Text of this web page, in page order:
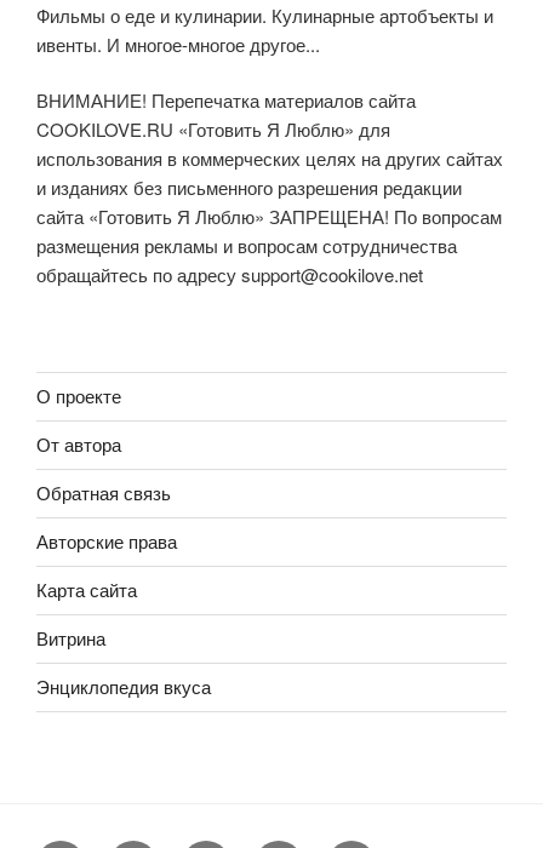
Фильмы о еде и кулинарии. Кулинарные артобъекты и
ивенты. И многое-многое другое...
ВНИМАНИЕ! Перепечатка материалов сайта
COOKILOVE.RU «Готовить Я Люблю» для
использования в коммерческих целях на других сайтах
и изданиях без письменного разрешения редакции
сайта «Готовить Я Люблю» ЗАПРЕЩЕНА! По вопросам
размещения рекламы и вопросам сотрудничества
обращайтесь по адресуsupport@cookilove.net
О проекте
От автора
Обратная связь
Авторские права
Карта сайта
Витрина
Энциклопедия вкуса